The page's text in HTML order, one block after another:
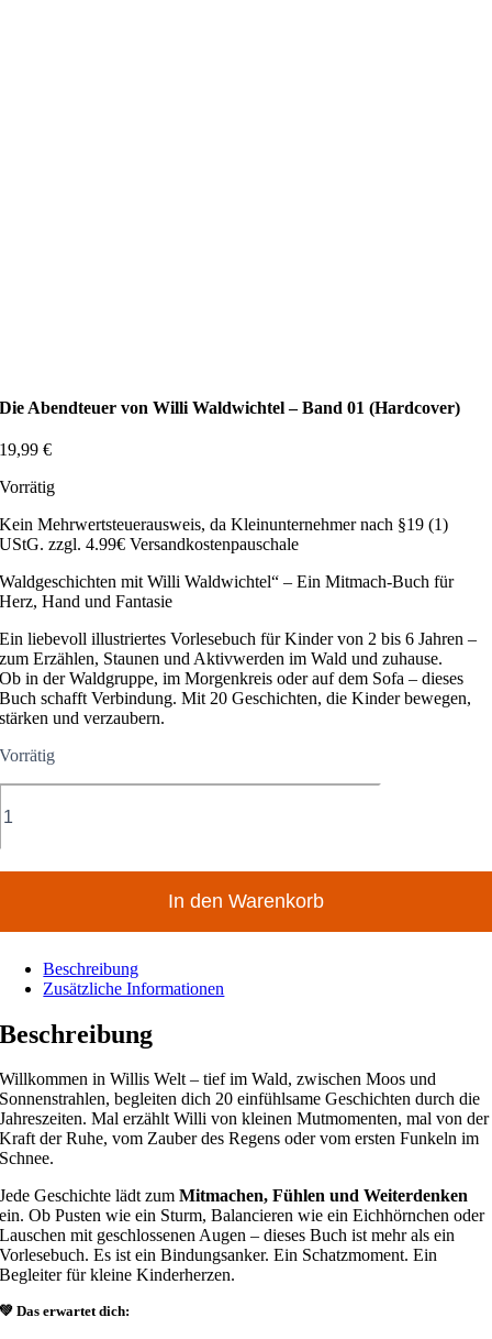
Die Abendteuer von Willi Waldwichtel – Band 01 (Hardcover)
19,99€
Vorrätig
Kein Mehrwertsteuerausweis, da Kleinunternehmer nach §19 (1)
UStG. zzgl. 4.99€ Versandkostenpauschale
Waldgeschichten mit Willi Waldwichtel“ – Ein Mitmach-Buch für
Herz, Hand und Fantasie
Ein liebevoll illustriertes Vorlesebuch für Kinder von 2 bis 6 Jahren –
zum Erzählen, Staunen und Aktivwerden im Wald und zuhause.
Ob in der Waldgruppe, im Morgenkreis oder auf dem Sofa – dieses
Buch schafft Verbindung. Mit 20 Geschichten, die Kinder bewegen,
stärken und verzaubern.
Vorrätig
In den Warenkorb
Beschreibung
Zusätzliche Informationen
Beschreibung
Willkommen in Willis Welt – tief im Wald, zwischen Moos und
Sonnenstrahlen, begleiten dich 20 einfühlsame Geschichten durch die
Jahreszeiten. Mal erzählt Willi von kleinen Mutmomenten, mal von der
Kraft der Ruhe, vom Zauber des Regens oder vom ersten Funkeln im
Schnee.
Jede Geschichte lädt zumMitmachen, Fühlen und Weiterdenken
ein. Ob Pusten wie ein Sturm, Balancieren wie ein Eichhörnchen oder
Lauschen mit geschlossenen Augen – dieses Buch ist mehr als ein
Vorlesebuch. Es ist ein Bindungsanker. Ein Schatzmoment. Ein
Begleiter für kleine Kinderherzen.
💚 Das erwartet dich: